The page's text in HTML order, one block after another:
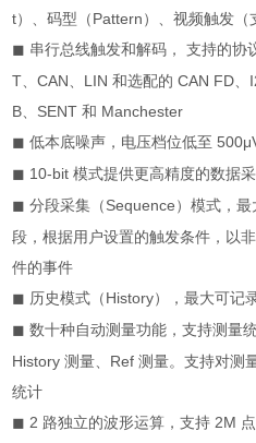
t）、码型（Pattern）、视频触发（
◼ 串行总线触发和解码， 支持的协
T 、CAN LIN和选配的 CAN FD
B
SENT和 Manchester
◼ 低本底噪声，电压档位低至
◼ 10-bit模式提供更高精度的数据
◼ 分段采集（Sequence）模式，
段，根据用户设置的触发条件，以
件的事件
◼ 历史模式（History），最大可记
◼ 数十种自动测量功能，支持测量
History测量、 Ref测量。支持对测
统计
◼ 2 路独立的波形运算，支持 2M 点